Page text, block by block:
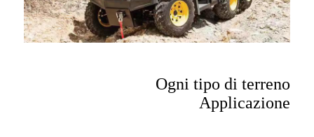
Ogni tipo di terreno
Applicazione